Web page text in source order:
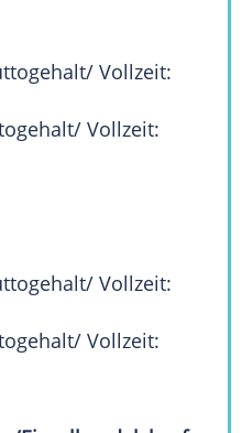
Vollzeit:
Vollzeit:
Vollzeit:
Vollzeit: